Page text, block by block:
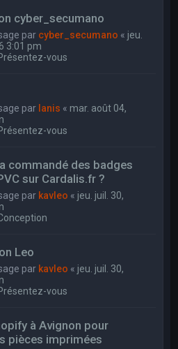
cyber_secumano
par cyber_secumano « jeu.
3:01 pm
vous
par Ianis « mar. août 04,
vous
commandé des badges
sur Cardalis.fr ?
par kavleo « jeu. juil. 30,
Leo
par kavleo « jeu. juil. 30,
vous
à Avignon pour
pièces imprimées